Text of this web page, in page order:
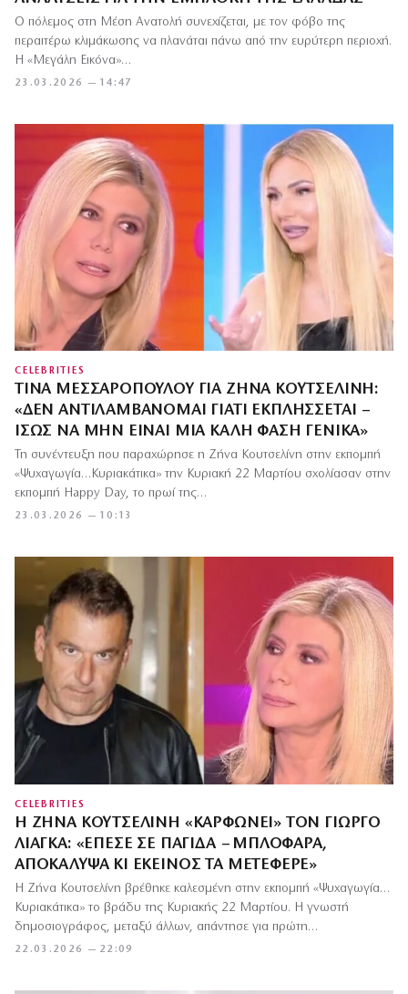
23.03.2026 — 14:47
Ο πόλεμος στη Μέση Ανατολή συνεχίζεται, με τον φόβο της
περαιτέρω κλιμάκωσης να πλανάται πάνω από την ευρύτερη περιοχή.
Η «Μεγάλη Εικόνα»…
CELEBRITIES
ΤΊΝΑ ΜΕΣΣΑΡΟΠΟΎΛΟΥ ΓΙΑ ΖΉΝΑ ΚΟΥΤΣΕΛΊΝΗ:
«ΔΕΝ ΑΝΤΙΛΑΜΒΆΝΟΜΑΙ ΓΙΑΤΊ ΕΚΠΛΉΣΣΕΤΑΙ –
ΊΣΩΣ ΝΑ ΜΗΝ ΕΊΝΑΙ ΜΙΑ ΚΑΛΉ ΦΆΣΗ ΓΕΝΙΚΆ»
23.03.2026 — 10:13
Τη συνέντευξη που παραχώρησε η Ζήνα Κουτσελίνη στην εκπομπή
«Ψυχαγωγία…Κυριακάτικα» την Κυριακή 22 Μαρτίου σχολίασαν στην
εκπομπή Happy Day, το πρωί της…
CELEBRITIES
Η ΖΉΝΑ ΚΟΥΤΣΕΛΊΝΗ «ΚΑΡΦΏΝΕΙ» ΤΟΝ ΓΙΏΡΓΟ
ΛΙΆΓΚΑ: «ΈΠΕΣΕ ΣΕ ΠΑΓΊΔΑ – ΜΠΛΌΦΑΡΑ,
ΑΠΟΚΆΛΥΨΑ ΚΙ ΕΚΕΊΝΟΣ ΤΑ ΜΕΤΈΦΕΡΕ»
22.03.2026 — 22:09
Η Ζήνα Κουτσελίνη βρέθηκε καλεσμένη στην εκπομπή «Ψυχαγωγία…
Κυριακάτικα» το βράδυ της Κυριακής 22 Μαρτίου. Η γνωστή
δημοσιογράφος, μεταξύ άλλων, απάντησε για πρώτη…